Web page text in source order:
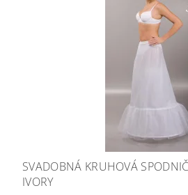
SVADOBNÁ KRUHOVÁ
IVORY